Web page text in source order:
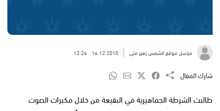
مراسل موقع الشمس زهير متى 16.12.2010
12:26
شارك المقال
طالبت الشرطة الجماهيرية في البقيعة من خلال مكبرات الصوت